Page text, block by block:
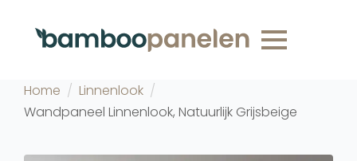
Home
Linnenlook
Wandpaneel Linnenlook, Natuurlijk Grijsbeige